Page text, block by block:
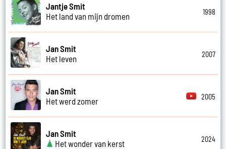
Jantje Smit
Het land van mijn dromen
1998
Jan Smit
Het leven
2007
Jan Smit
Het werd zomer
2005
Jan Smit
Het wonder van kerst
2024